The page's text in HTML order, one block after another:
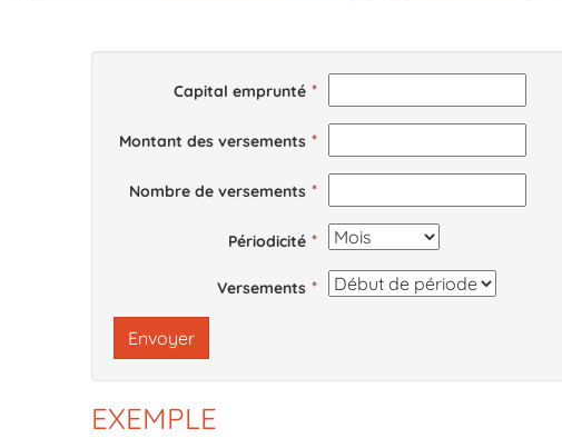
Capital emprunté
Montant des versements
Nombre de versements
Périodicité
Versements
Envoyer
EXEMPLE